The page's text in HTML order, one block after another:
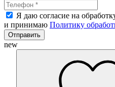
Я даю согласие на
и принимаю Политику
Отправить
new